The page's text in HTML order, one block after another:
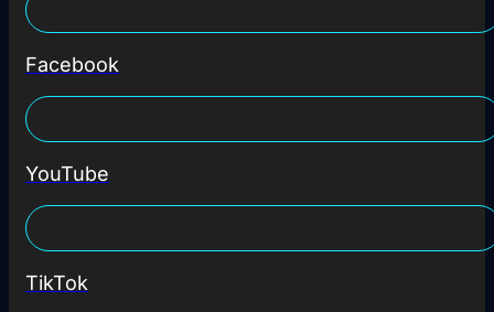
Facebook
YouTube
TikTok